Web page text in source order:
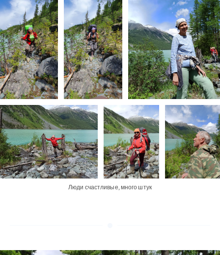
Люди счастливые, много штук